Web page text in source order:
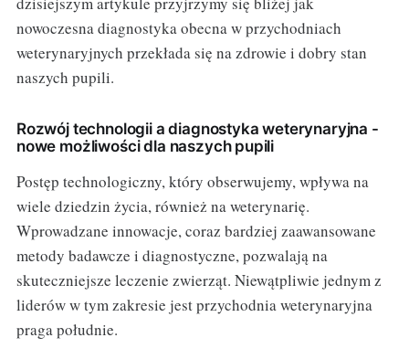
nowoczesna diagnostyka obecna w przychodniach
weterynaryjnych przekłada się na zdrowie i dobry stan
naszych pupili.
Rozwój technologii a diagnostyka weterynaryjna -
nowe możliwości dla naszych pupili
Postęp technologiczny, który obserwujemy, wpływa na
wiele dziedzin życia, również na weterynarię.
Wprowadzane innowacje, coraz bardziej zaawansowane
metody badawcze i diagnostyczne, pozwalają na
skuteczniejsze leczenie zwierząt. Niewątpliwie jednym z
liderów w tym zakresie jest przychodnia weterynaryjna
praga południe.